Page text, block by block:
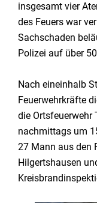
insgesamt vier
des Feuers war
Sachschaden
Polizei auf über
Nach eineinhalb
Feuerwehrkräfte
die Ortsfeuerwehr
nachmittags um
27 Mann aus den
Hilgertshausen